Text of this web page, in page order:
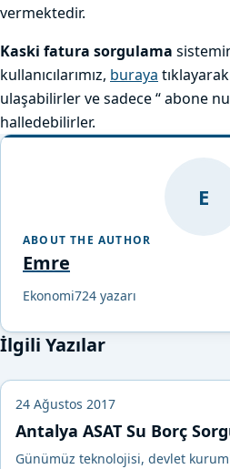
vermektedir.
Kaski fatura sorgulama
kullanıcılarımız, buraya
ulaşabilirler ve sadece “ abone
halledebilirler.
E
ABOUT THE AUTHOR
Emre
Ekonomi724 yazarı
İlgili Yazılar
24 Ağustos 2017
Antalya ASAT Su Borç
Günümüz teknolojisi, devlet